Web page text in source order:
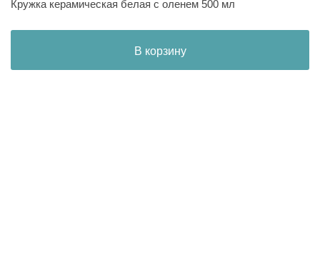
Кружка керамическая белая с оленем 500 мл
В корзину